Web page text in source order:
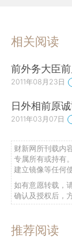
相关阅读
前外务大臣
2011年08月23日
日外相前原
2011年03月07日
财新网所刊载内
专属所有或持有
建立镜像等任何
如有意愿转载，
确认及授权后，
推荐阅读